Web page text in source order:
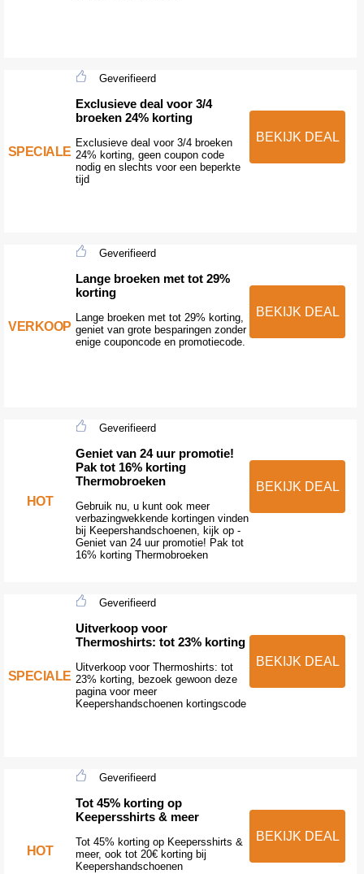
SPECIALE
Geverifieerd
Exclusieve deal voor 3/4
broeken 24% korting
Exclusieve deal voor 3/4 broeken
24% korting, geen coupon code
nodig en slechts voor een beperkte
tijd
BEKIJK DEAL
VERKOOP
Geverifieerd
Lange broeken met tot 29%
korting
Lange broeken met tot 29% korting,
geniet van grote besparingen zonder
enige couponcode en promotiecode.
BEKIJK DEAL
HOT
Geverifieerd
Geniet van 24 uur promotie!
Pak tot 16% korting
Thermobroeken
Gebruik nu, u kunt ook meer
verbazingwekkende kortingen vinden
bij Keepershandschoenen, kijk op -
Geniet van 24 uur promotie! Pak tot
16% korting Thermobroeken
BEKIJK DEAL
SPECIALE
Geverifieerd
Uitverkoop voor
Thermoshirts: tot 23% korting
Uitverkoop voor Thermoshirts: tot
23% korting, bezoek gewoon deze
pagina voor meer
Keepershandschoenen kortingscode
BEKIJK DEAL
HOT
Geverifieerd
Tot 45% korting op
Keepersshirts & meer
Tot 45% korting op Keepersshirts &
meer, ook tot 20€ korting bij
Keepershandschoenen
BEKIJK DEAL